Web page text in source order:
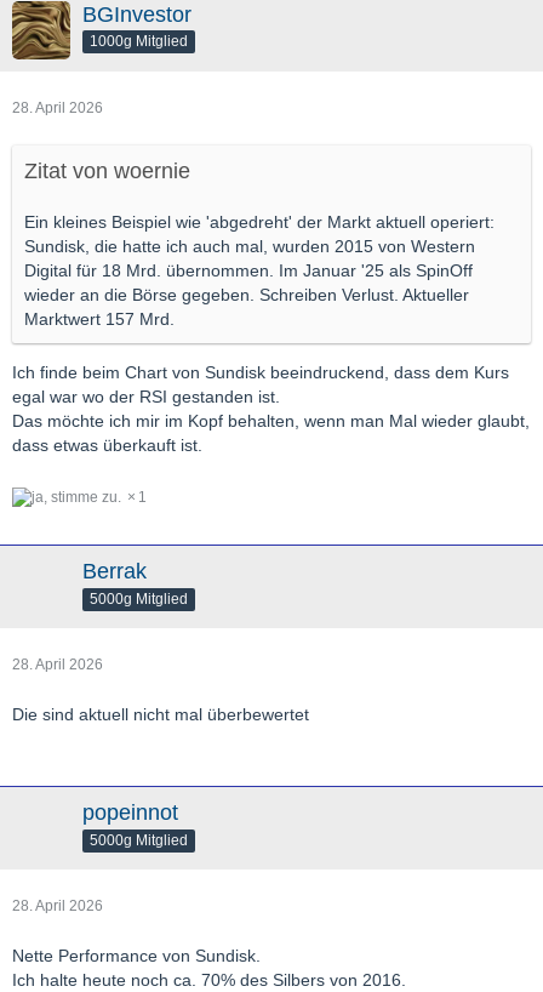
BGInvestor
1000g Mitglied
28. April 2026
Zitat von woernie
Ein kleines Beispiel wie 'abgedreht' der Markt aktuell operiert:
Sundisk, die hatte ich auch mal, wurden 2015 von Western
Digital für 18 Mrd. übernommen. Im Januar '25 als SpinOff
wieder an die Börse gegeben. Schreiben Verlust. Aktueller
Marktwert 157 Mrd.
Ich finde beim Chart von Sundisk beeindruckend, dass dem Kurs
egal war wo der RSI gestanden ist.
Das möchte ich mir im Kopf behalten, wenn man Mal wieder glaubt,
dass etwas überkauft ist.
1
Berrak
5000g Mitglied
28. April 2026
Die sind aktuell nicht mal überbewertet
popeinnot
5000g Mitglied
28. April 2026
Nette Performance von Sundisk.
Ich halte heute noch ca. 70% des Silbers von 2016.